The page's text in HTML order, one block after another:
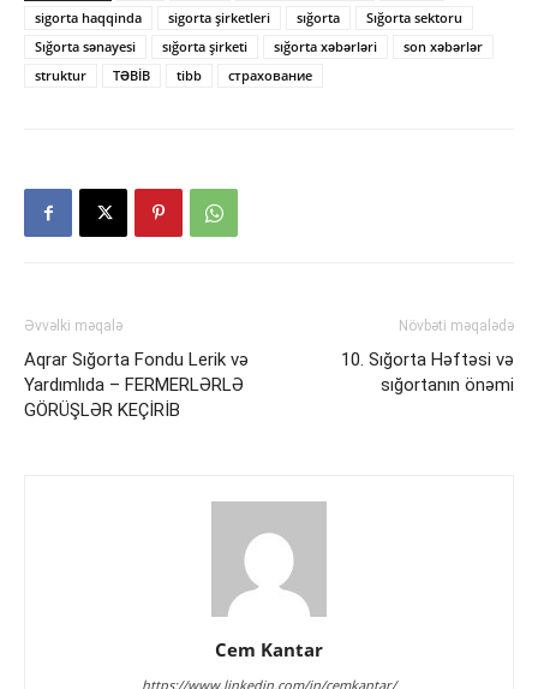
sigorta haqqinda
sigorta şirketleri sığorta
Sığorta sektoru
Sığorta sənayesi
sığorta şirketi sığorta xəbərləri
son xəbərlər
struktur
TƏBİB tibb страхование
Əvvəlki məqalə
Aqrar Sığorta Fondu Lerik və
Yardımlıda – FERMERLƏRLƏ
GÖRÜŞLƏR KEÇİRİB
Növbəti məqalədə
10. Sığorta Həftəsi və
sığortanın önəmi
Cem Kantar
https://www.linkedin.com/in/cemkantar/